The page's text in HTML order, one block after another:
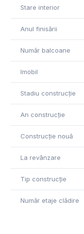
- Loc de parcare
- Loc de parcare
Stare interior
Anul finisării
Număr balcoane
Imobil
Stadiu construcție
An construcție
Construcție nouă
La revânzare
Tip construcție
Număr etaje clădire